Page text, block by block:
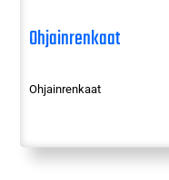
Ohjainrenkaat
Ohjainrenkaat